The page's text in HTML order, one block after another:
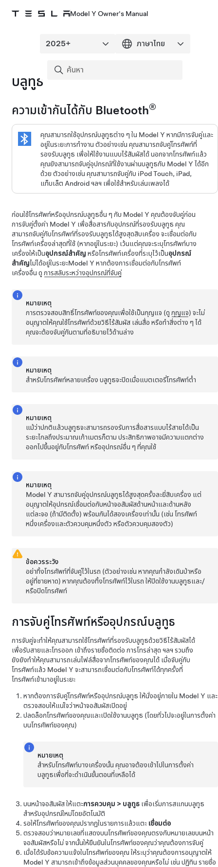
Model Y Owner's Manual
บลูทูธ
ความเข้ากันได้กับ Bluetooth®
คุณสามารถใช้อุปกรณ์บลูทูธต่าง ๆ ใน Model Y หากมีการจับคู่และ
อยู่ในระยะการทำงาน ตัวอย่างเช่น คุณสามารถจับคู่โทรศัพท์ที่
รองรับบลูทูธ เพื่อให้ใช้งานแบบไร้สัมผัสได้ นอกจากโทรศัพท์แล้ว
คุณยังสามารถจับคู่อุปกรณ์ที่ใช้งานผ่านบลูทูธกับ Model Y ได้อีก
ด้วย ตัวอย่างเช่น คุณสามารถจับคู่กับ iPod Touch, iPad,
แท็บเล็ต Android ฯลฯ เพื่อใช้สำหรับเล่นเพลงได้
ก่อนใช้โทรศัพท์หรืออุปกรณ์บลูทูธอื่น ๆ กับ Model Y คุณต้องจับคู่ก่อน
การจับคู่ตั้งค่า Model Y เพื่อสื่อสารกับอุปกรณ์ที่รองรับบลูทูธ คุณ
สามารถจับคู่กับโทรศัพท์ที่รองรับบลูทูธได้สูงสุดสิบเครื่อง จะเชื่อมต่อกับ
โทรศัพท์เครื่องล่าสุดที่ใช้ (หากอยู่ในระยะ) เว้นแต่คุณจะระบุโทรศัพท์บาง
เครื่องให้เป็นอุปกรณ์สำคัญ หรือโทรศัพท์เครื่องที่ระบุไว้เป็นอุปกรณ์
สำคัญไม่ได้อยู่ในระยะModel Y หากต้องการเชื่อมต่อกับโทรศัพท์
เครื่องอื่น ดู การสลับระหว่างอุปกรณ์ที่จับคู่
หมายเหตุ
การตรวจสอบสิทธิ์โทรศัพท์ของคุณเพื่อใช้เป็นกุญแจ (ดูกุญแจ) จะไม่
อนุญาตให้คุณใช้โทรศัพท์ด้วยวิธีไร้สัมผัส เล่นสื่อ หรือทำสิ่งต่าง ๆ ได้
คุณจะต้องจับคู่กันตามที่อธิบายไว้ด้านล่าง
หมายเหตุ
สำหรับโทรศัพท์หลายเครื่อง บลูทูธจะปิดเมื่อแบตเตอรี่โทรศัพท์ต่ำ
หมายเหตุ
แม้ว่าปกติแล้วบลูทูธจะสามารถรองรับการสื่อสารแบบไร้สายได้เป็น
ระยะไกลถึงประมาณเก้าเมตรก็ตาม ประสิทธิภาพอาจมีความแตกต่าง
ออกไปขึ้นอยู่กับโทรศัพท์ หรืออุปกรณ์อื่น ๆ ที่คุณใช้
หมายเหตุ
Model Y สามารถจับคู่อุปกรณ์บลูทูธได้สูงสุดครั้งละยี่สิบเครื่อง แต่
อนุญาตให้อุปกรณ์เชื่อมต่อกับหน้าจอสัมผัสด้านหน้าและด้านหลัง
แต่ละจอ (ถ้ามีติดตั้ง) พร้อมกันได้สองเครื่องเท่านั้น (เช่น โทรศัพท์
หนึ่งเครื่องและตัวควบคุมหนึ่งตัว หรือตัวควบคุมสองตัว)
ข้อควรระวัง
อย่าทิ้งโทรศัพท์ที่จับคู่ไว้ในรถ (ตัวอย่างเช่น หากคุณกำลังเดินป่าหรือ
อยู่ที่ชายหาด) หากคุณต้องทิ้งโทรศัพท์ไว้ในรถ ให้ปิดใช้งานบลูทูธและ/
หรือปิดโทรศัพท์
การจับคู่โทรศัพท์หรืออุปกรณ์บลูทูธ
การจับคู่จะทำให้คุณสามารถใช้โทรศัพท์ที่รองรับบลูทูธด้วยวิธีไร้สัมผัสได้
เพื่อรับสายและโทรออก เข้าถึงรายชื่อติดต่อ การโทรล่าสุด ฯลฯ รวมถึง
ยังยังทำให้คุณสามารถเล่นไฟล์สื่อจากโทรศัพท์ของคุณได้ เมื่อจับคู่กับ
โทรศัพท์แล้ว Model Y จะสามารถเชื่อมต่อกับโทรศัพท์ได้ทุกครั้งที่
โทรศัพท์เข้ามาอยู่ในระยะ
หากต้องการจับคู่โทรศัพท์หรืออุปกรณ์บลูทูธ ให้นั่งอยู่ภายใน Model Y และ
ตรวจสอบให้แน่ใจว่าหน้าจอสัมผัสเปิดอยู่
ปลดล็อกโทรศัพท์ของคุณและเปิดใช้งานบลูทูธ (โดยทั่วไปจะอยู่ในการตั้งค่า
บนโทรศัพท์ของคุณ)
หมายเหตุ
สำหรับโทรศัพท์บางเครื่องนั้น คุณอาจต้องเข้าไปในการตั้งค่า
บลูทูธเพื่อที่จะดำเนินขั้นตอนที่เหลือได้
บนหน้าจอสัมผัส ให้แตะการควบคุม > บลูทูธ เพื่อเริ่มการสแกนบลูทูธ
สำหรับอุปกรณ์ใหม่โดยอัตโนมัติ
รอให้โทรศัพท์ของคุณปรากฏในรายการแล้วแตะ เชื่อมต่อ
ตรวจสอบว่าหมายเลขที่แสดงบนโทรศัพท์ของคุณตรงกับหมายเลขบนหน้า
จอสัมผัสหรือไม่ จากนั้นให้ยืนยันในโทรศัพท์ของคุณว่าคุณต้องการจับคู่
เมื่อได้รับข้อความแจ้งในโทรศัพท์ของคุณ ให้ระบุว่าคุณต้องการอนุญาตให้
Model Y สามารถเข้าถึงข้อมูลส่วนบุคคลของคุณหรือไม่ เช่น ปฏิทิน รายชื่อ